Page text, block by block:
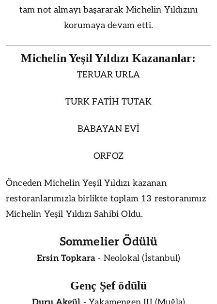
tam not almayı başararak Michelin Yıldızını
korumaya devam etti.
Michelin Yeşil Yıldızı Kazananlar:
TERUAR URLA
TURK FATİH TUTAK
BABAYAN EVİ
ORFOZ
Önceden Michelin Yeşil Yıldızı kazanan
restoranlarımızla birlikte toplam 13 restoranımız
Michelin Yeşil Yıldızı Sahibi Oldu.
Sommelier Ödülü
Ersin Topkara - Neolokal (İstanbul)
Genç Şef ödülü